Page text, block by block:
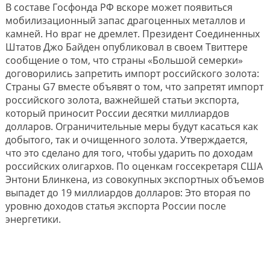
В составе Госфонда РФ вскоре может появиться
мобилизационный запас драгоценных металлов и
камней. Но враг не дремлет. Президент Соединенных
Штатов Джо Байден опубликовал в своем Твиттере
сообщение о том, что страны «Большой семерки»
договорились запретить импорт российского золота:
Страны G7 вместе объявят о том, что запретят импорт
российского золота, важнейшей статьи экспорта,
который приносит России десятки миллиардов
долларов. Ограничительные меры будут касаться как
добытого, так и очищенного золота. Утверждается,
что это сделано для того, чтобы ударить по доходам
российских олигархов. По оценкам госсекретаря США
Энтони Блинкена, из совокупных экспортных объемов
выпадет до 19 миллиардов долларов: Это вторая по
уровню доходов статья экспорта России после
энергетики.